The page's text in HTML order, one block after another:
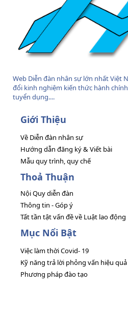
Web Diễn đàn nhân sự lớn nhất Việt
đổi kinh nghiệm kiến thức hành
tuyển dụng....
Giới Thiệu
Về Diễn đàn nhân sự
Hướng dẫn đăng ký & Viết bài
Mẫu quy trình, quy chế
Thoả Thuận
Nội Quy diễn đàn
Thông tin - Góp ý
Tất tần tật vấn đề về Luật lao động
Mục Nổi Bật
Việc làm thời Covid- 19
Kỹ năng trả lời phỏng vấn hiệu quả
Phương pháp đào tạo